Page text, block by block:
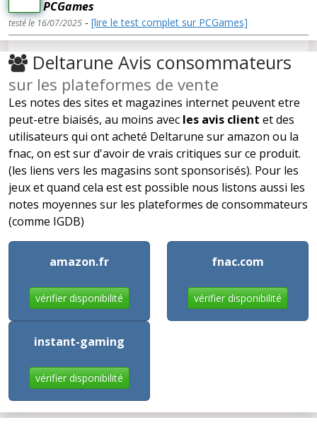
PCGames
testé le 16/07/2025 - [lire le test complet sur PCGames]
Deltarune Avis consommateurs
sur les plateformes de vente
Les notes des sites et magazines internet peuvent etre
peut-etre biaisés, au moins avec les avis client et des
utilisateurs qui ont acheté Deltarune sur amazon ou la
fnac, on est sur d'avoir de vrais critiques sur ce produit.
(les liens vers les magasins sont sponsorisés). Pour les
jeux et quand cela est est possible nous listons aussi les
notes moyennes sur les plateformes de consommateurs
(comme IGDB)
amazon.fr
vérifier disponibilité
fnac.com
vérifier disponibilité
instant-gaming
vérifier disponibilité